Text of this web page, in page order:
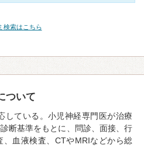
検索はこちら
ついて
している。小児神経専門医が治療
断基準をもとに、問診、面接、行
血液検査、CTやMRIなどから総